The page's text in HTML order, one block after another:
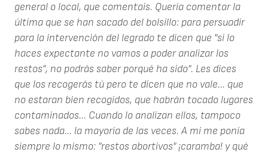
general o local, que comentais. Quería comentar la
última que se han sacado del bolsillo: para persuadir
para la intervención del legrado te dicen que "si lo
haces expectante no vamos a poder analizar los
restos", no podrás saber porqué ha sido". Les dices
que los recogerás tú pero te dicen que no vale... que
no estaran bien recogidos, que habrán tocado lugares
contaminados... Cuando lo analizan ellos, tampoco
sabes nada... la mayoría de las veces. A mi me ponía
siempre lo mismo: "restos abortivos" ¡caramba! y qué